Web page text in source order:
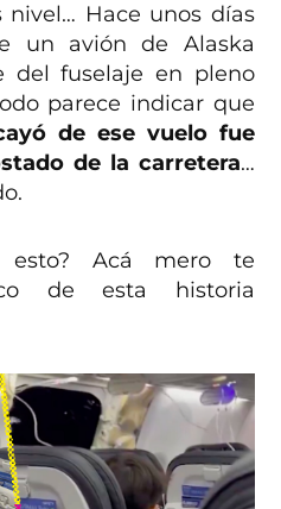
nivel… Hace unos días
un avión de Alaska
del fuselaje en pleno
parece indicar que
de ese vuelo fue
de la carretera…
esto? Acá mero te
de esta historia